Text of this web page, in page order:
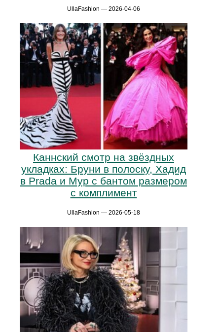
UllaFashion — 2026-04-06
Каннский смотр на звёздных
укладках: Бруни в полоску, Хадид
в Prada и Мур с бантом размером
с комплимент
UllaFashion — 2026-05-18